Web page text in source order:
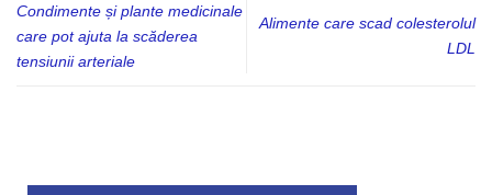
Condimente și plante medicinale
care pot ajuta la scăderea
tensiunii arteriale
Alimente care scad colesterolul
LDL